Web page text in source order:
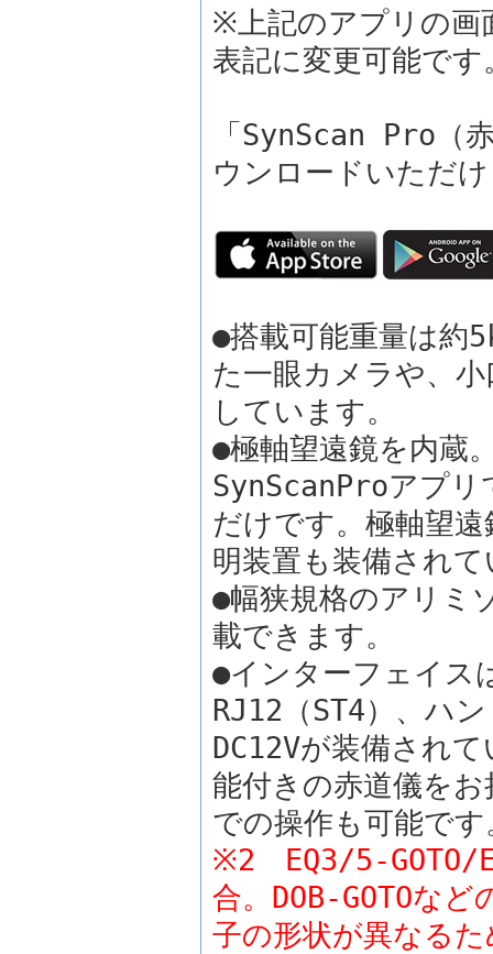
※上記のアプリの画
表記に変更可能です
「SynScan Pro（
ウンロードいただ
●搭載可能重量は約
た一眼カメラや、
しています。
●極軸望遠鏡を内蔵
SynScanProアプリ
だけです。極軸望
明装置も装備され
●幅狭規格のアリミ
載できます。
●インターフェイス
RJ12（ST4）、ハ
DC12Vが装備され
能付きの赤道儀を
での操作も可能です
※2 EQ3/5-GOTO/
合。DOB-GOTOな
子の形状が異なる